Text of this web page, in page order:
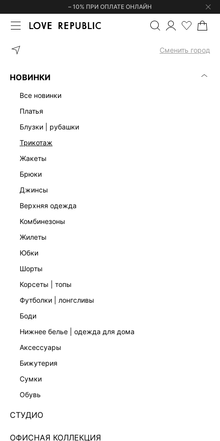
– 10% ПРИ ОПЛАТЕ ОНЛАЙН
Сменить город
НОВИНКИ
все новинки
платья
блузки | рубашки
трикотаж
жакеты
брюки
джинсы
верхняя одежда
комбинезоны
жилеты
юбки
шорты
корсеты | топы
футболки | лонгсливы
боди
нижнее белье | одежда для дома
аксессуары
бижутерия
сумки
обувь
СТУДИО
ОФИСНАЯ КОЛЛЕКЦИЯ
ГЛАВНАЯ ДЖИНСОВАЯ ЮБКА МИДИ НА
ЭКСКЛЮЗИВНО ОНЛАЙН
ДЖИНСОВАЯ ЮБКА МИДИ НА ЗАПАХ
6254405201-108
Нет в наличии